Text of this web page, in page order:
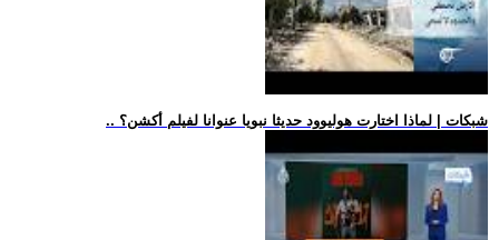
.. شبكات | لماذا اختارت هوليوود حديثا نبويا عنوانا لفيلم أكشن؟